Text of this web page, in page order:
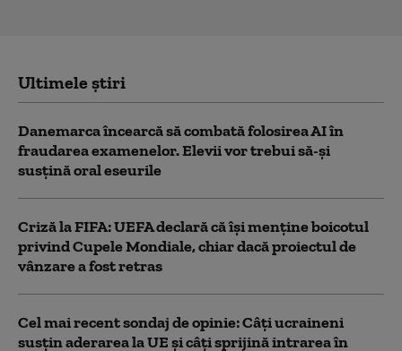
Ultimele știri
Danemarca încearcă să combată folosirea AI în
fraudarea examenelor. Elevii vor trebui să-şi
susţină oral eseurile
Criză la FIFA: UEFA declară că îşi menţine boicotul
privind Cupele Mondiale, chiar dacă proiectul de
vânzare a fost retras
Cel mai recent sondaj de opinie: Câți ucraineni
susțin aderarea la UE și câți sprijină intrarea în